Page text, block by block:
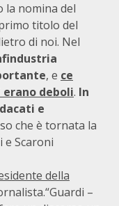
la nomina del
titolo del
di noi. Nel
, e ce
erano deboli. In
e
che è tornata la
e Scaroni
della
–